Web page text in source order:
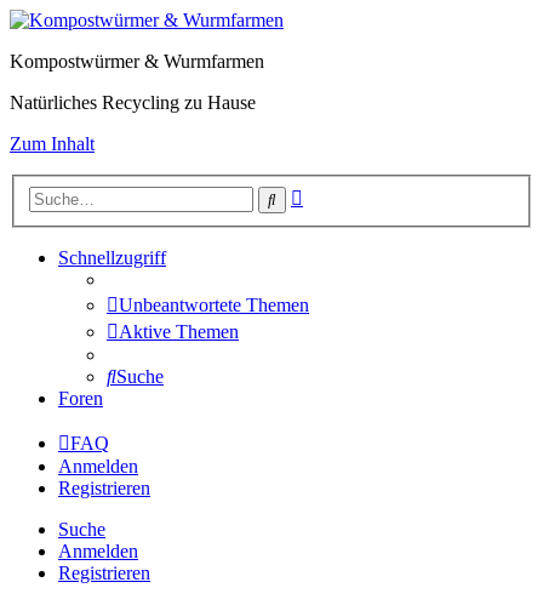
Kompostwürmer & Wurmfarmen
Natürliches Recycling zu Hause
Zum Inhalt
Suche
Schnellzugriff
Unbeantwortete Themen
Aktive Themen
Suche
Foren
FAQ
Anmelden
Registrieren
Suche
Anmelden
Registrieren